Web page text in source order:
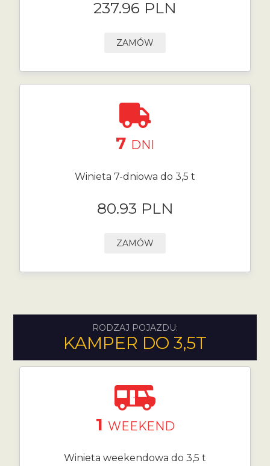
237.96 PLN
ZAMÓW
7 DNI
Winieta 7-dniowa do 3,5 t
80.93 PLN
ZAMÓW
RODZAJ POJAZDU:
KAMPER DO 3,5T
1 WEEKEND
Winieta weekendowa do 3,5 t